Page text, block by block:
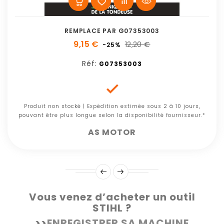
REMPLACE PAR G07353003
9,15 € -25% 12,20 €
Réf: G07353003

Produit non stocké | Expédition estimée sous 2 à 10 jours,
pouvant être plus longue selon la disponibilité fournisseur.*
AS MOTOR
Vous venez d’acheter un outil
STIHL ?